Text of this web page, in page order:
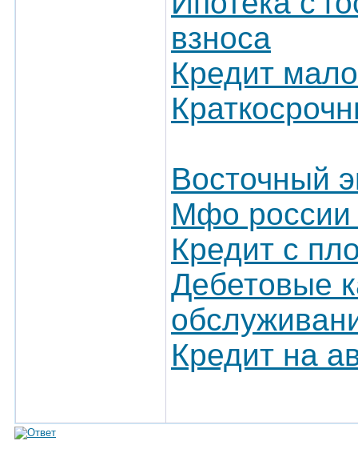
взноса
Кредит
Восточный
Мфо
Кредит с
Дебетовые
Кредит на